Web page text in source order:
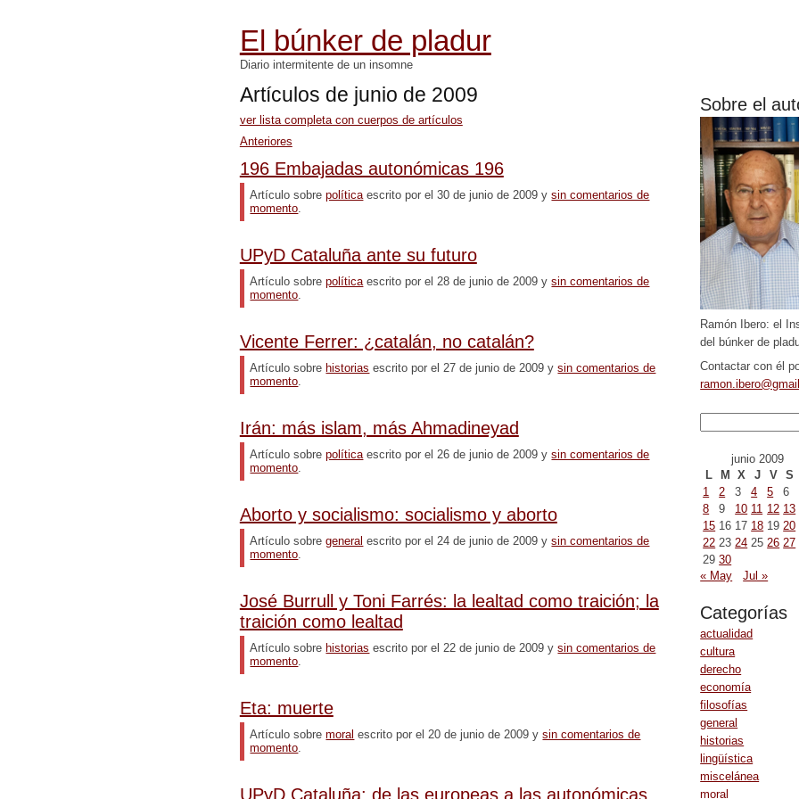
El búnker de pladur
Diario intermitente de un insomne
Sobre el
Ramón Ibero: el
del búnker de
Contactar con él
junio 2009
L
M X J V S
1
2 3 4 5 6
8
9 10 11 12 13
15 16 17 18 19 20
22 23 24 25 26 27
29 30
« May
Jul »
Categorías
actualidad
cultura
derecho
economía
filosofías
general
historias
lingüística
miscelánea
moral
Artículos de junio de 2009
ver lista completa con cuerpos de artículos
Anteriores
196 Embajadas autonómicas 196
Artículo sobrepolíticaescrito por el 30 de junio de 2009 ysin comentarios de
momento.
UPyD Cataluña ante su futuro
Artículo sobrepolíticaescrito por el 28 de junio de 2009 ysin comentarios de
momento.
Vicente Ferrer: ¿catalán, no catalán?
Artículo sobre historias escrito por el 27 de junio de 2009 ysin comentarios de
momento.
Irán: más islam, más Ahmadineyad
Artículo sobrepolíticaescrito por el 26 de junio de 2009 ysin comentarios de
momento.
Aborto y socialismo: socialismo y aborto
Artículo sobregeneral escrito por el 24 de junio de 2009 ysin comentarios de
momento.
José Burrull y Toni Farrés: la lealtad como traición; la
traición como lealtad
Artículo sobre historias escrito por el 22 de junio de 2009 ysin comentarios de
momento.
Eta: muerte
Artículo sobremoral escrito por el 20 de junio de 2009 ysin comentarios de
momento.
UPyD Cataluña: de las europeas a las autonómicas